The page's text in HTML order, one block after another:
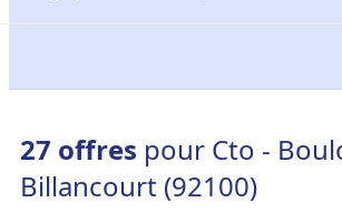
27 offres pour Cto -
Billancourt (92100)